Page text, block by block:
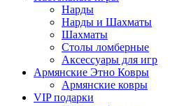
Нарды
Нарды и Шахматы
Шахматы
Столы ломберные
Аксессуары для игр
Армянские Этно Ковры
Армянские ковры
VIP подарки